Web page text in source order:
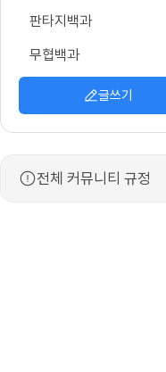
판타지백과
무협백과
글쓰기
전체 커뮤니티 규정